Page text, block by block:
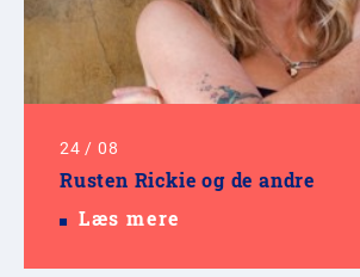
24 / 08
Rusten Rickie og de andre
Læs mere